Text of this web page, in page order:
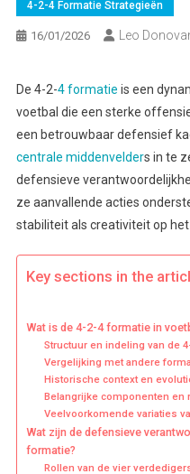
4-2-4 Formatie Strategieën
16/01/2026 Leo
De 4-2-4 formatie is een
voetbal die een sterke
een betrouwbaar defensief
centrale middenvelders in te
defensieve
ze aanvallende acties
stabiliteit als creativiteit op het
Key sections in the
Wat is de 4-2-4 formatie in
Structuur en indeling van de
Vergelijking met andere
Historische context en
Belangrijke componenten en
Veelvoorkomende variaties
Wat zijn de defensieve
formatie?
Rollen van de vier